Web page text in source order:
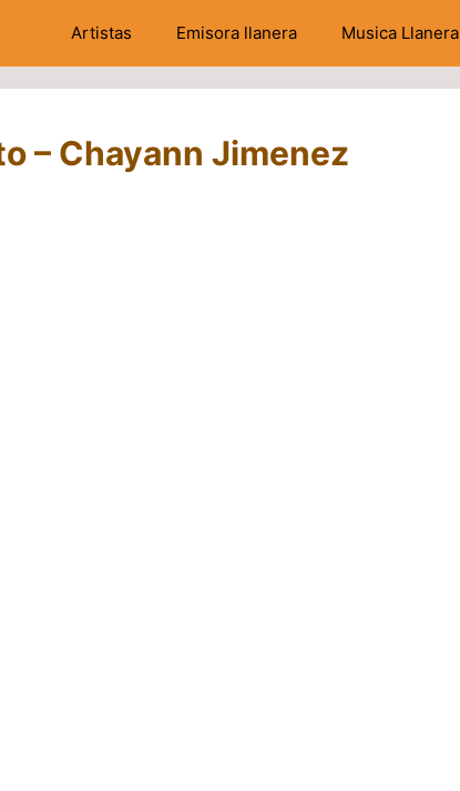
Artistas Emisora llanera Musica Llanera
– Chayann Jimenez